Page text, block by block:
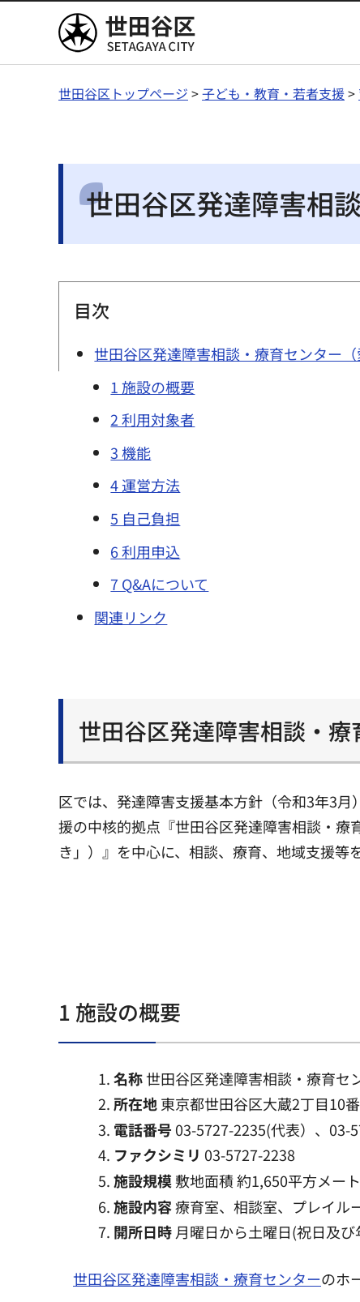
世田谷区
世田谷区トップページ >子ども・教育・若者支援>
世田谷区発達障害相
目次
世田谷区発達障害相談・療育センター（
1 施設の概要
2 利用対象者
3 機能
4 運営方法
5 自己負担
6 利用申込
7 Q&Aについて
関連リンク
世田谷区発達障害相談・療
区では、発達障害支援基本方針（令和3年3月
援の中核的拠点『世田谷区発達障害相談・療
き」）』を中心に、相談、療育、地域支援等
1 施設の概要
名称世田谷区発達障害相談・療育セ
所在地東京都世田谷区大蔵2丁目10
電話番号 03-5727-2235(代表）、03-
ファクシミリ 03-5727-2238
施設規模敷地面積 約1,650平方メー
施設内容療育室、相談室、プレイル
開所日時月曜日から土曜日(祝日及
世田谷区発達障害相談・療育センターのホ